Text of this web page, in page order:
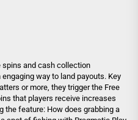
spins and cash collection
way to land payouts. Key
or more, they trigger the Free
that players receive increases
the feature: How does grabbing a